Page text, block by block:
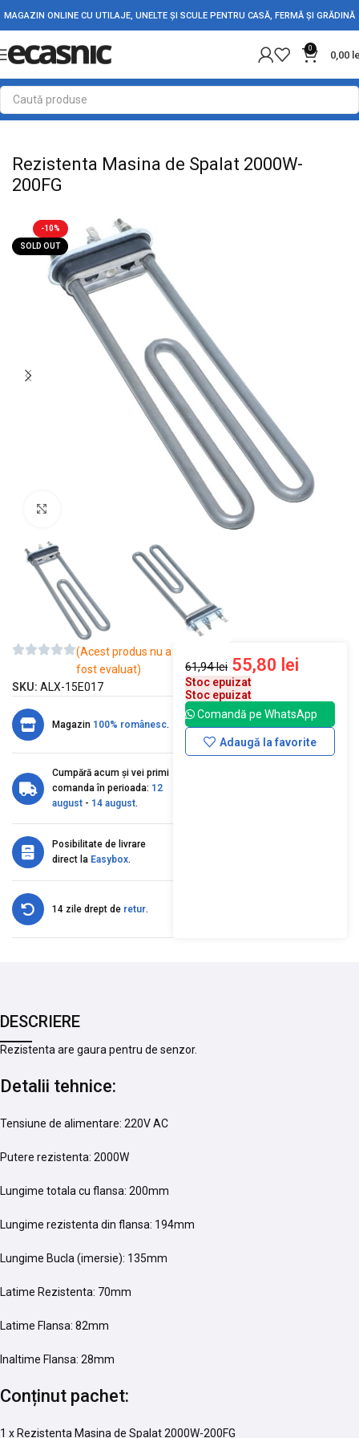
MAGAZIN ONLINE CU UTILAJE, UNELTE ȘI SCULE PENTRU CASĂ, FERMĂ ȘI GRĂDINĂ
0
0,00
Prima pagină Casă Rezistente Electrice Rezistente pentru Masini de Spalat
Rezistenta Masina de Spalat 2000W-
200FG
-10%
SOLD OUT
(Acest produs nu a
fost evaluat)
SKU: ALX-15E017
Magazin 100% românesc.
Cumpără acum și vei primi
comanda în perioada: 12
august - 14 august.
Posibilitate de livrare
direct la Easybox.
14 zile drept de retur.
61,94lei 55,80 lei
Stoc epuizat
Stoc epuizat
Comandă pe WhatsApp
Adaugă la favorite
DESCRIERE
Rezistenta are gaura pentru de senzor.
Detalii tehnice:
Tensiune de alimentare: 220V AC
Putere rezistenta: 2000W
Lungime totala cu flansa: 200mm
Lungime rezistenta din flansa: 194mm
Lungime Bucla (imersie): 135mm
Latime Rezistenta: 70mm
Latime Flansa: 82mm
Inaltime Flansa: 28mm
Conținut pachet:
1 x Rezistenta Masina de Spalat 2000W-200FG